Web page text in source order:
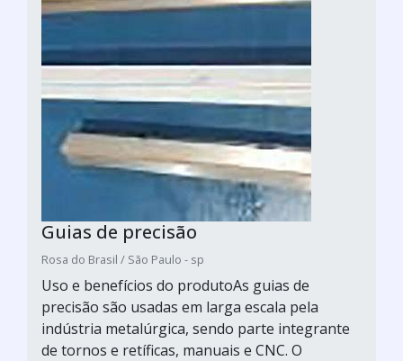
Guias de precisão
Rosa do Brasil / São Paulo - sp
Uso e benefícios do produtoAs guias de
precisão são usadas em larga escala pela
indústria metalúrgica, sendo parte integrante
de tornos e retíficas, manuais e CNC. O